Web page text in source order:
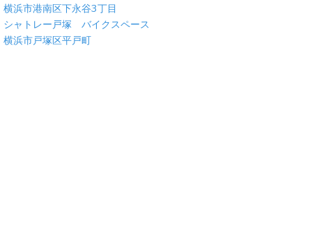
横浜市港南区下永谷3丁目
シャトレー戸塚 バイクスペース
横浜市戸塚区平戸町